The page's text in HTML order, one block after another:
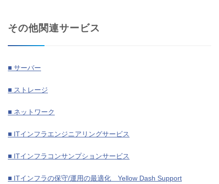
その他関連サービス
■ サーバー
■ ストレージ
■ ネットワーク
■ ITインフラエンジニアリングサービス
■ ITインフラコンサンプションサービス
■ ITインフラの保守/運用の最適化 Yellow Dash Support